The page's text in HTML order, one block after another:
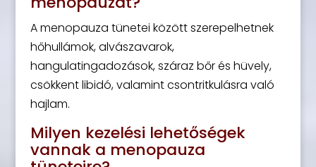
A menopauza tünetei között szerepelhetnek
hőhullámok, alvászavarok,
hangulatingadozások, száraz bőr és hüvely,
csökkent libidó, valamint csontritkulásra való
hajlam.
Milyen kezelési lehetőségek
vannak a menopauza